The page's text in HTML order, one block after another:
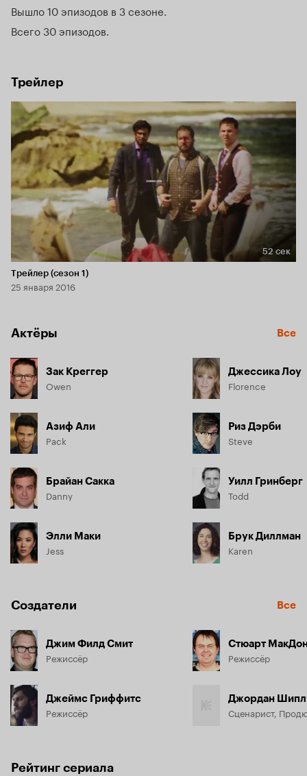
Вышло 10 эпизодов в 3 сезоне
Всего 30 эпизодов
Трейлер
Длительность 52 сек
52 сек
Трейлер (сезон 1)
25 января 2016
Актёры Все
Зак Креггер
Owen
Азиф Али
Pack
Брайан Сакка
Danny
Элли Маки
Jess
Джессика Лоу
Florence
Риз Дэрби
Steve
Уилл Гринберг
Todd
Брук Диллман
Karen
Создатели Все
Джим Филд Смит
Режиссёр
Джеймс Гриффитс
Режиссёр
Стюарт
Режиссёр
Джордан
Сценарист,
Рейтинг сериала